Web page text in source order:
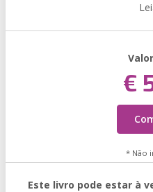
€
* Não
Este livro pode estar à